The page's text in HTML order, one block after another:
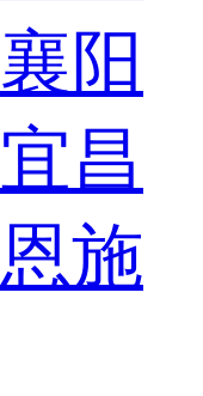
襄阳
宜昌
恩施